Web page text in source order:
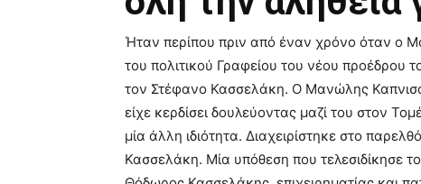
Ήταν περίπου πριν από έναν χρόνο όταν ο
του πολιτικού Γραφείου του νέου
τον Στέφανο Κασσελάκη. Ο Μανώλης
είχε κερδίσει δουλεύοντας μαζί του στον
μία άλλη ιδιότητα. Διαχειρίστηκε στο
Κασσελάκη. Μία υπόθεση που τελεσιδίκησε